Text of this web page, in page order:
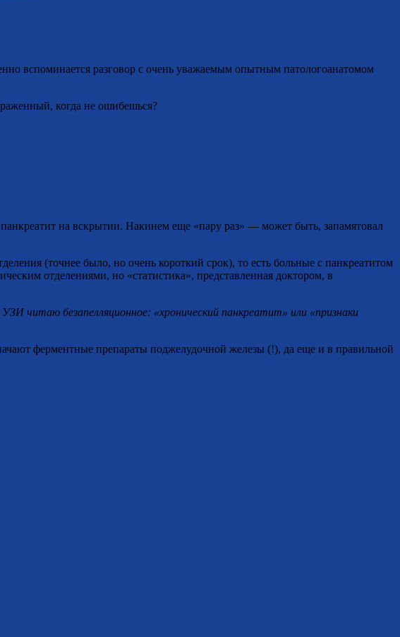
вспоминается разговор с очень уважаемым опытным патологоанатомом
когда не ошибешься?
на вскрытии. Накинем еще «пару раз» — может быть, запамятовал
(точнее было, но очень короткий срок), то есть больные с панкреатитом
отделениями, но «статистика», представленная доктором, в
читаю безапелляционное: «хронический панкреатит» или «признаки
ферментные препараты поджелудочной железы (!), да еще и в правильной